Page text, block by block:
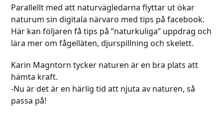
Parallellt med att naturvägledarna flyttar ut ökar
naturum sin digitala närvaro med tips på facebook.
Här kan följaren få tips på ”naturkuliga” uppdrag och
lära mer om fågelläten, djurspillning och skelett.
Karin Magntorn tycker naturen är en bra plats att
hämta kraft.
-Nu är det är en härlig tid att njuta av naturen, så
passa på!